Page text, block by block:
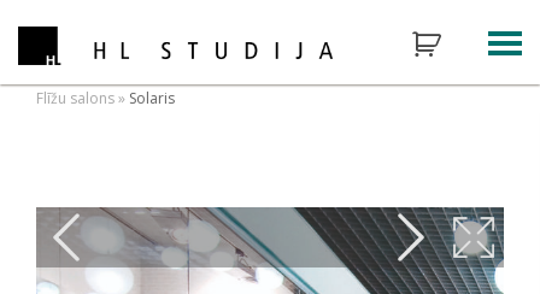
Flīžu salons» Solaris